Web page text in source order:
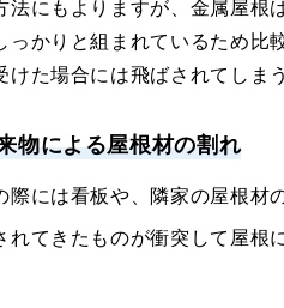
法にもよりますが、金属屋根
っかりと組まれているため比
けた場合には飛ばされてしま
物による屋根材の割れ
際には看板や、隣家の屋根材
れてきたものが衝突して屋根